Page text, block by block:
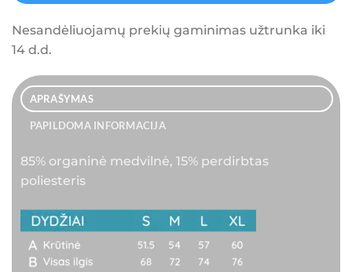
Nesandėliuojamų prekių gaminimas užtrunka iki
14 d.d.
APRAŠYMAS
PAPILDOMA INFORMACIJA
85% organinė medvilnė, 15% perdirbtas
poliesteris